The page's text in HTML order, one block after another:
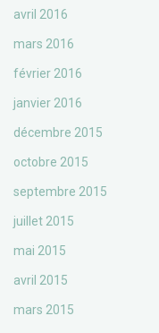
avril 2016
mars 2016
février 2016
janvier 2016
décembre 2015
octobre 2015
septembre 2015
juillet 2015
mai 2015
avril 2015
mars 2015